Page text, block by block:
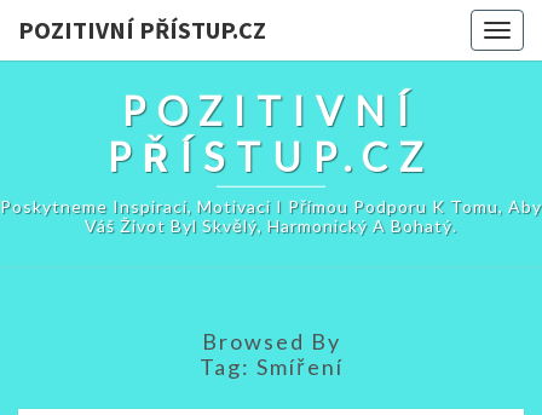
POZITIVNÍ PŘÍSTUP.CZ
POZITIVNÍ
PŘÍSTUP.CZ
Poskytneme Inspiraci, Motivaci I Přímou Podporu K Tomu, Aby
Váš Život Byl Skvělý, Harmonický A Bohatý.
Browsed By
Tag: Smíření